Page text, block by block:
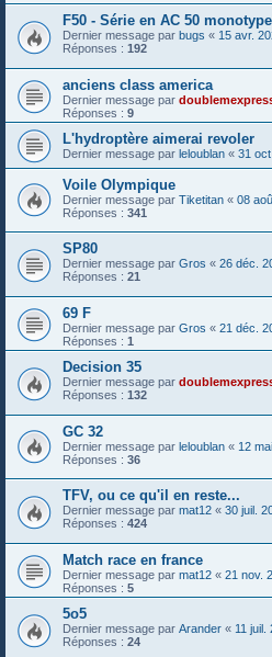
F50 - Série en AC 50 monotype
Dernier message par bugs « 15 avr.
Réponses : 192
anciens class america
Dernier message par
Réponses : 9
L'hydroptère aimerai revoler
Dernier message par leloublan « 31
Voile Olympique
Dernier message par Tiketitan « 08
Réponses : 341
SP80
Dernier message par Gros « 26 déc.
Réponses : 21
69 F
Dernier message par Gros « 21 déc.
Réponses : 1
Decision 35
Dernier message par
Réponses : 132
GC 32
Dernier message par leloublan « 12
Réponses : 36
TFV, ou ce qu'il en reste...
Dernier message par mat12 « 30 juil.
Réponses : 424
Match race en france
Dernier message par mat12 « 21 nov.
Réponses : 5
5o5
Dernier message par Arander « 11 juil.
Réponses : 24